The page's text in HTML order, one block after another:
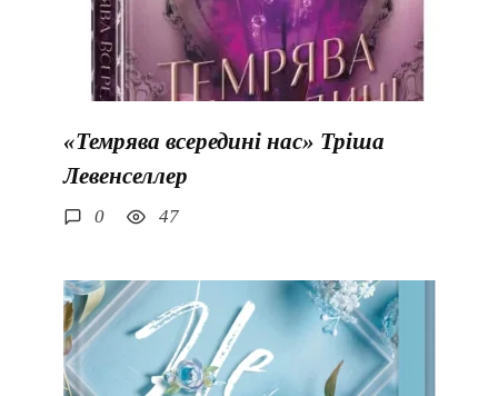
«Темрява всередині нас» Тріша
Левенселлер
0 47